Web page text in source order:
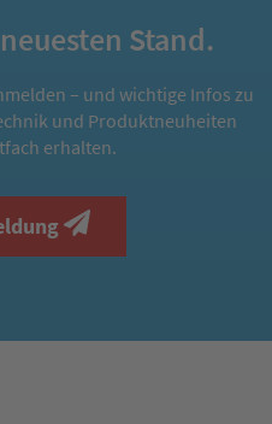
Stand.
– und wichtige Infos zu
und Produktneuheiten
erhalten.